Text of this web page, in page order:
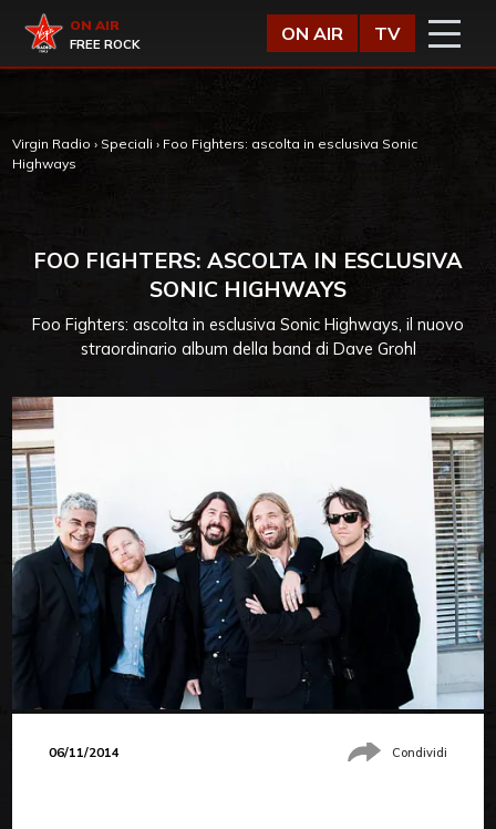
Virgin Radio
ON AIR
FREE ROCK
ON AIR TV
Virgin Radio › Speciali › Foo Fighters: ascolta in esclusiva Sonic
Highways
FOO FIGHTERS: ASCOLTA IN ESCLUSIVA
SONIC HIGHWAYS
Foo Fighters: ascolta in esclusiva Sonic Highways, il nuovo
straordinario album della band di Dave Grohl
06/11/2014 Condividi